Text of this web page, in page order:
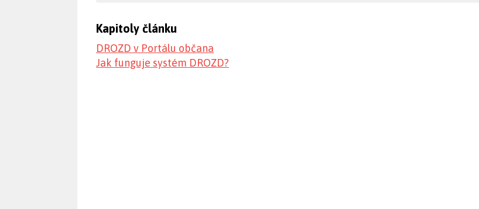
Kapitoly článku
DROZD v Portálu občana
Jak funguje systém DROZD?